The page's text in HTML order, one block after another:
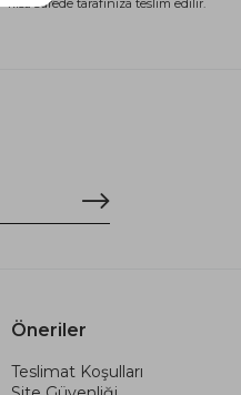
kısa sürede tarafınıza teslim edilir.
Öneriler
Teslimat Koşulları